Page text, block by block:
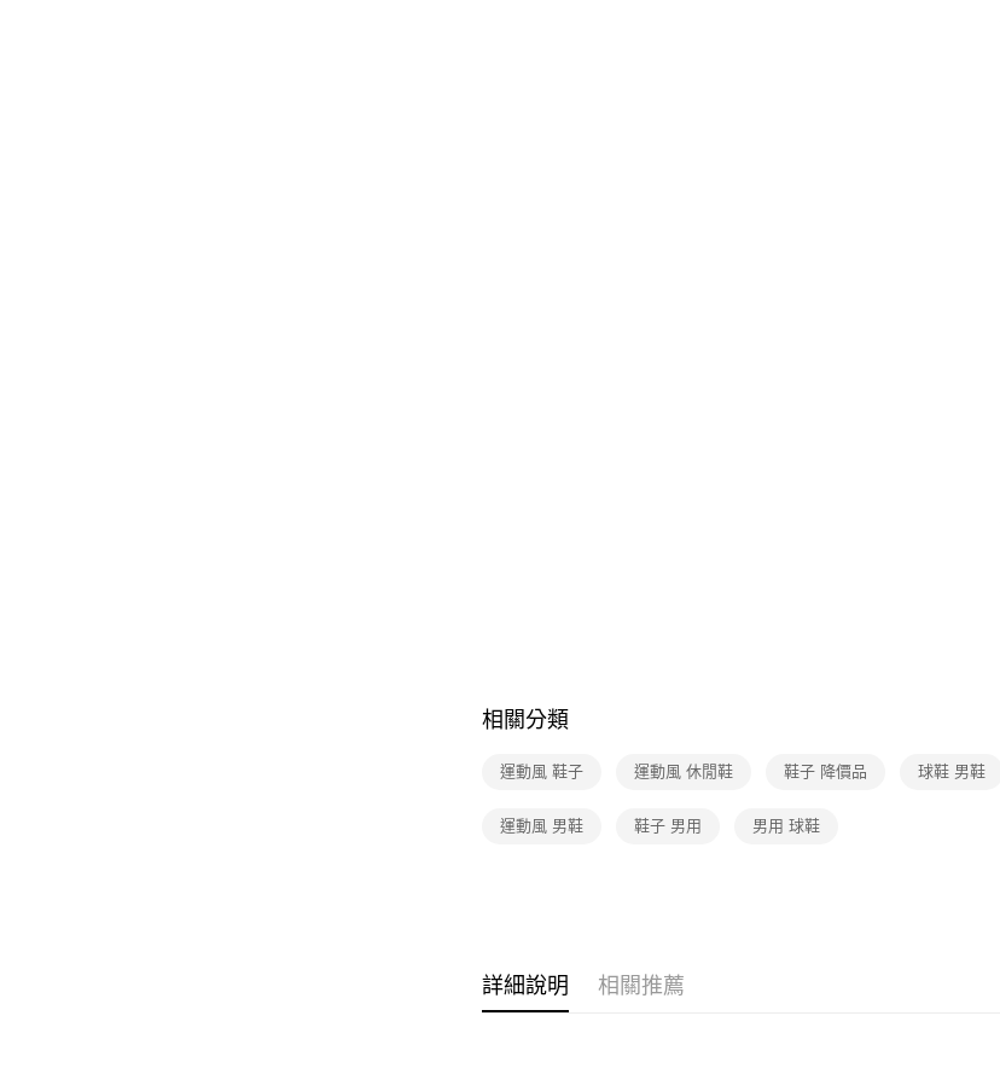
相關分類
運動風 鞋子 運動風 休閒鞋 鞋子 降價品 球鞋 男鞋
運動風 男鞋 鞋子 男用 男用 球鞋
詳細說明 相關推薦